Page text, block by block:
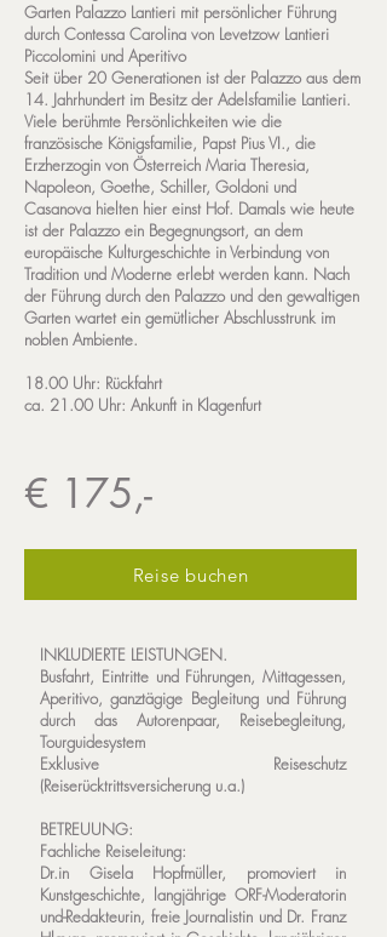
Garten Palazzo Lantieri mit persönlicher Führung
durch Contessa Carolina von Levetzow Lantieri
Piccolomini und Aperitivo
Seit über 20 Generationen ist der Palazzo aus dem
14. Jahrhundert im Besitz der Adelsfamilie Lantieri.
Viele berühmte Persönlichkeiten wie die
französische Königsfamilie, Papst Pius VI., die
Erzherzogin von Österreich Maria Theresia,
Napoleon, Goethe, Schiller, Goldoni und
Casanova hielten hier einst Hof. Damals wie heute
ist der Palazzo ein Begegnungsort, an dem
europäische Kulturgeschichte in Verbindung von
Tradition und Moderne erlebt werden kann. Nach
der Führung durch den Palazzo und den gewaltigen
Garten wartet ein gemütlicher Abschlusstrunk im
noblen Ambiente.
18.00 Uhr: Rückfahrt
ca. 21.00 Uhr: Ankunft in Klagenfurt
€ 175,-
Reise buchen
INKLUDIERTE LEISTUNGEN.
Busfahrt, Eintritte und Führungen, Mittagessen,
Aperitivo, ganztägige Begleitung und Führung
durch das Autorenpaar, Reisebegleitung,
Tourguidesystem
Exklusive Reiseschutz
(Reiserücktrittsversicherung u.a.)
BETREUUNG:
Fachliche Reiseleitung:
Dr.in Gisela Hopfmüller, promoviert in
Kunstgeschichte, langjährige ORF-Moderatorin
und-Redakteurin, freie Journalistin und Dr. Franz